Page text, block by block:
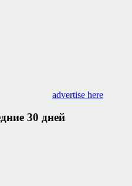
advertise here
30 дней